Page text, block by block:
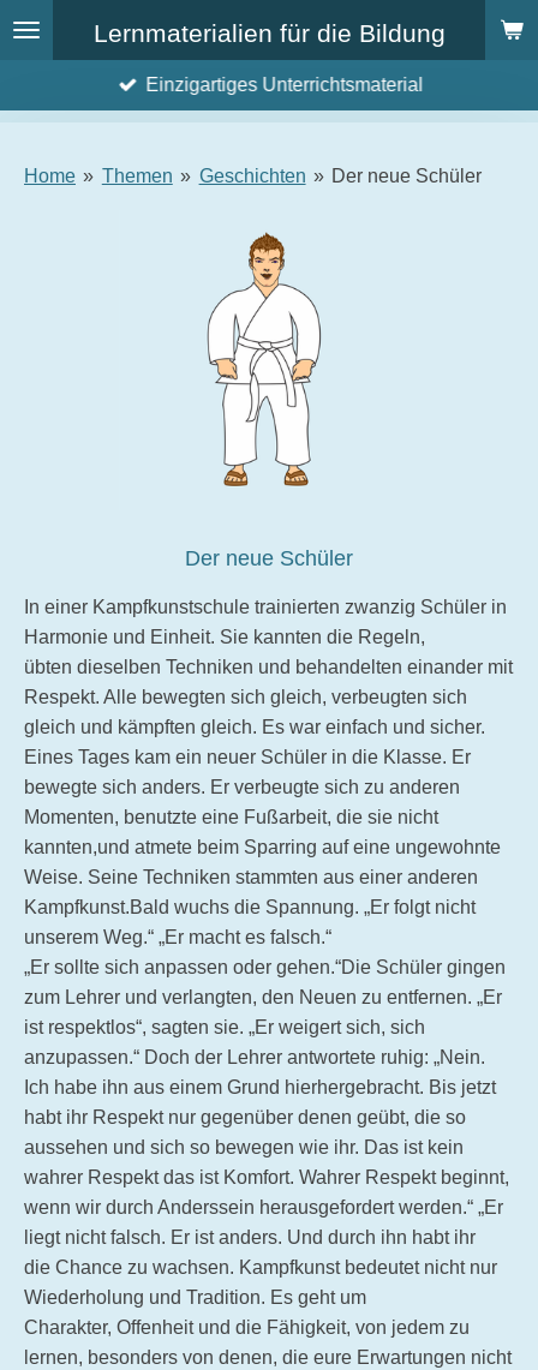
Zum
Hauptinhalt
Lernmaterialien für die Bildung
Einzigartiges Unterrichtsmaterial
Home » Themen » Geschichten » Der neue Schüler
Der neue Schüler
In einer Kampfkunstschule trainierten zwanzig Schüler in
Harmonie und Einheit. Sie kannten die Regeln,
übten dieselben Techniken und behandelten einander mit
Respekt. Alle bewegten sich gleich, verbeugten sich
gleich und kämpften gleich. Es war einfach und sicher.
Eines Tages kam ein neuer Schüler in die Klasse. Er
bewegte sich anders. Er verbeugte sich zu anderen
Momenten, benutzte eine Fußarbeit, die sie nicht
kannten,und atmete beim Sparring auf eine ungewohnte
Weise. Seine Techniken stammten aus einer anderen
Kampfkunst.Bald wuchs die Spannung. „Er folgt nicht
unserem Weg.“ „Er macht es falsch.“
„Er sollte sich anpassen oder gehen.“Die Schüler gingen
zum Lehrer und verlangten, den Neuen zu entfernen. „Er
ist respektlos“, sagten sie. „Er weigert sich, sich
anzupassen.“ Doch der Lehrer antwortete ruhig: „Nein.
Ich habe ihn aus einem Grund hierhergebracht. Bis jetzt
habt ihr Respekt nur gegenüber denen geübt, die so
aussehen und sich so bewegen wie ihr. Das ist kein
wahrer Respekt das ist Komfort. Wahrer Respekt beginnt,
wenn wir durch Anderssein herausgefordert werden.“ „Er
liegt nicht falsch. Er ist anders. Und durch ihn habt ihr
die Chance zu wachsen. Kampfkunst bedeutet nicht nur
Wiederholung und Tradition. Es geht um
Charakter, Offenheit und die Fähigkeit, von jedem zu
lernen, besonders von denen, die eure Erwartungen nicht